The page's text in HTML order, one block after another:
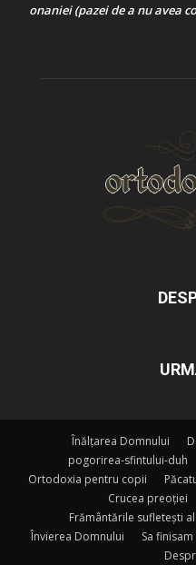
onaniei (pazei de a nu avea
Înălțarea Domnului
pogorirea-sfintului-duh
Ortodoxia pentru copii
Crucea preoției
Frământările sufletești
Învierea Domnului
Sa